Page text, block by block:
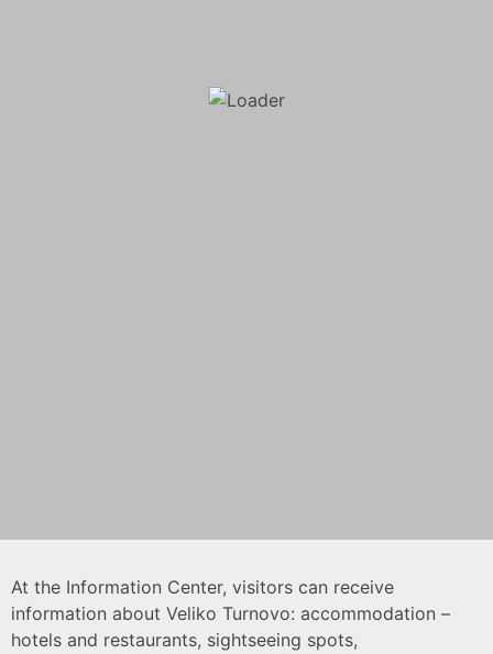
At the Information Center, visitors can receive
information about Veliko Turnovo: accommodation –
hotels and restaurants, sightseeing spots,